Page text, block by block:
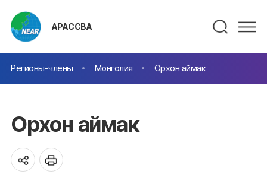
АРАССВА
Регионы-члены Монголия Орхон аймак
Орхон аймак